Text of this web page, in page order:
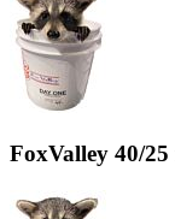
FoxValley 40/